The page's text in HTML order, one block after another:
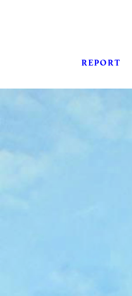
REPORT